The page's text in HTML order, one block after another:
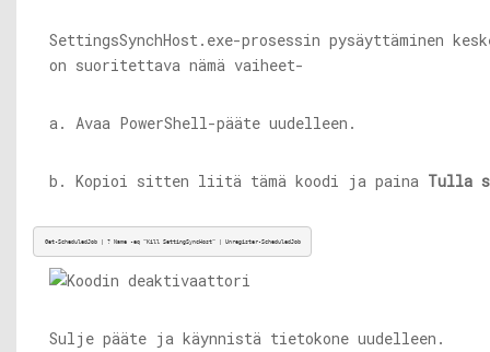
SettingsSynchHost.exe-prosessin pysäyttäminen
on suoritettava nämä vaiheet-
a. Avaa PowerShell-pääte uudelleen.
b. Kopioi sitten liitä tämä koodi ja paina Tulla
Get-ScheduledJob | ? Name -eq “Kill SettingSyncHost” | Unregister-ScheduledJob
Sulje pääte ja käynnistä tietokone uudelleen.